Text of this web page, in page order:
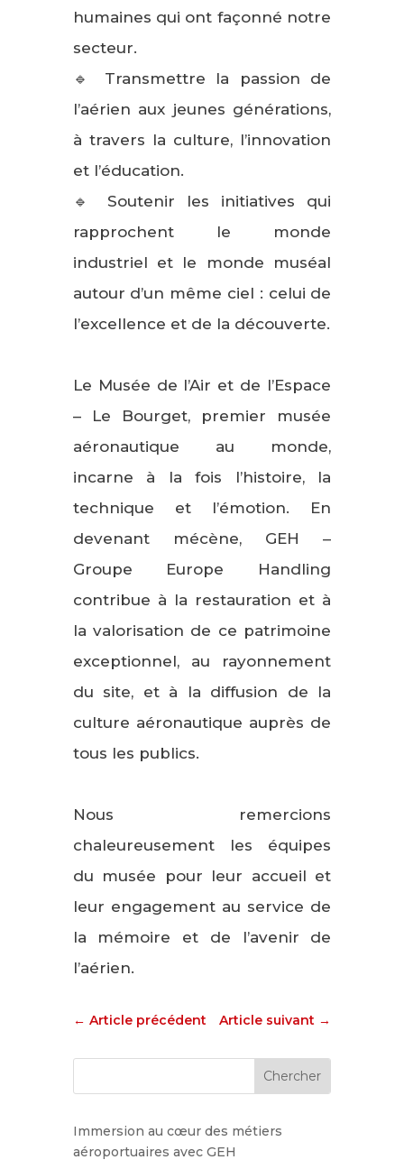
humaines qui ont façonné notre
secteur.
🔹 Transmettre la passion de
l’aérien aux jeunes générations,
à travers la culture, l’innovation
et l’éducation.
🔹 Soutenir les initiatives qui
rapprochent le monde
industriel et le monde muséal
autour d’un même ciel : celui de
l’excellence et de la découverte.
Le Musée de l’Air et de l’Espace
– Le Bourget, premier musée
aéronautique au monde,
incarne à la fois l’histoire, la
technique et l’émotion. En
devenant mécène, GEH –
Groupe Europe Handling
contribue à la restauration et à
la valorisation de ce patrimoine
exceptionnel, au rayonnement
du site, et à la diffusion de la
culture aéronautique auprès de
tous les publics.
Nous remercions
chaleureusement les équipes
du musée pour leur accueil et
leur engagement au service de
la mémoire et de l’avenir de
l’aérien.
← Article précédent Article suivant →
Immersion au cœur des métiers
aéroportuaires avec GEH